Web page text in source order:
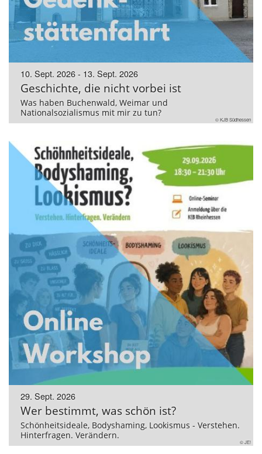
10. Sept. 2026 - 13. Sept. 2026
Geschichte, die nicht vorbei ist
Was haben Buchenwald, Weimar und
Nationalsozialismus mit mir zu tun?
© KJB Südhessen
29. Sept. 2026
Wer bestimmt, was schön ist?
Schönheitsideale, Bodyshaming, Lookismus - Verstehen.
Hinterfragen. Verändern.
© JE!